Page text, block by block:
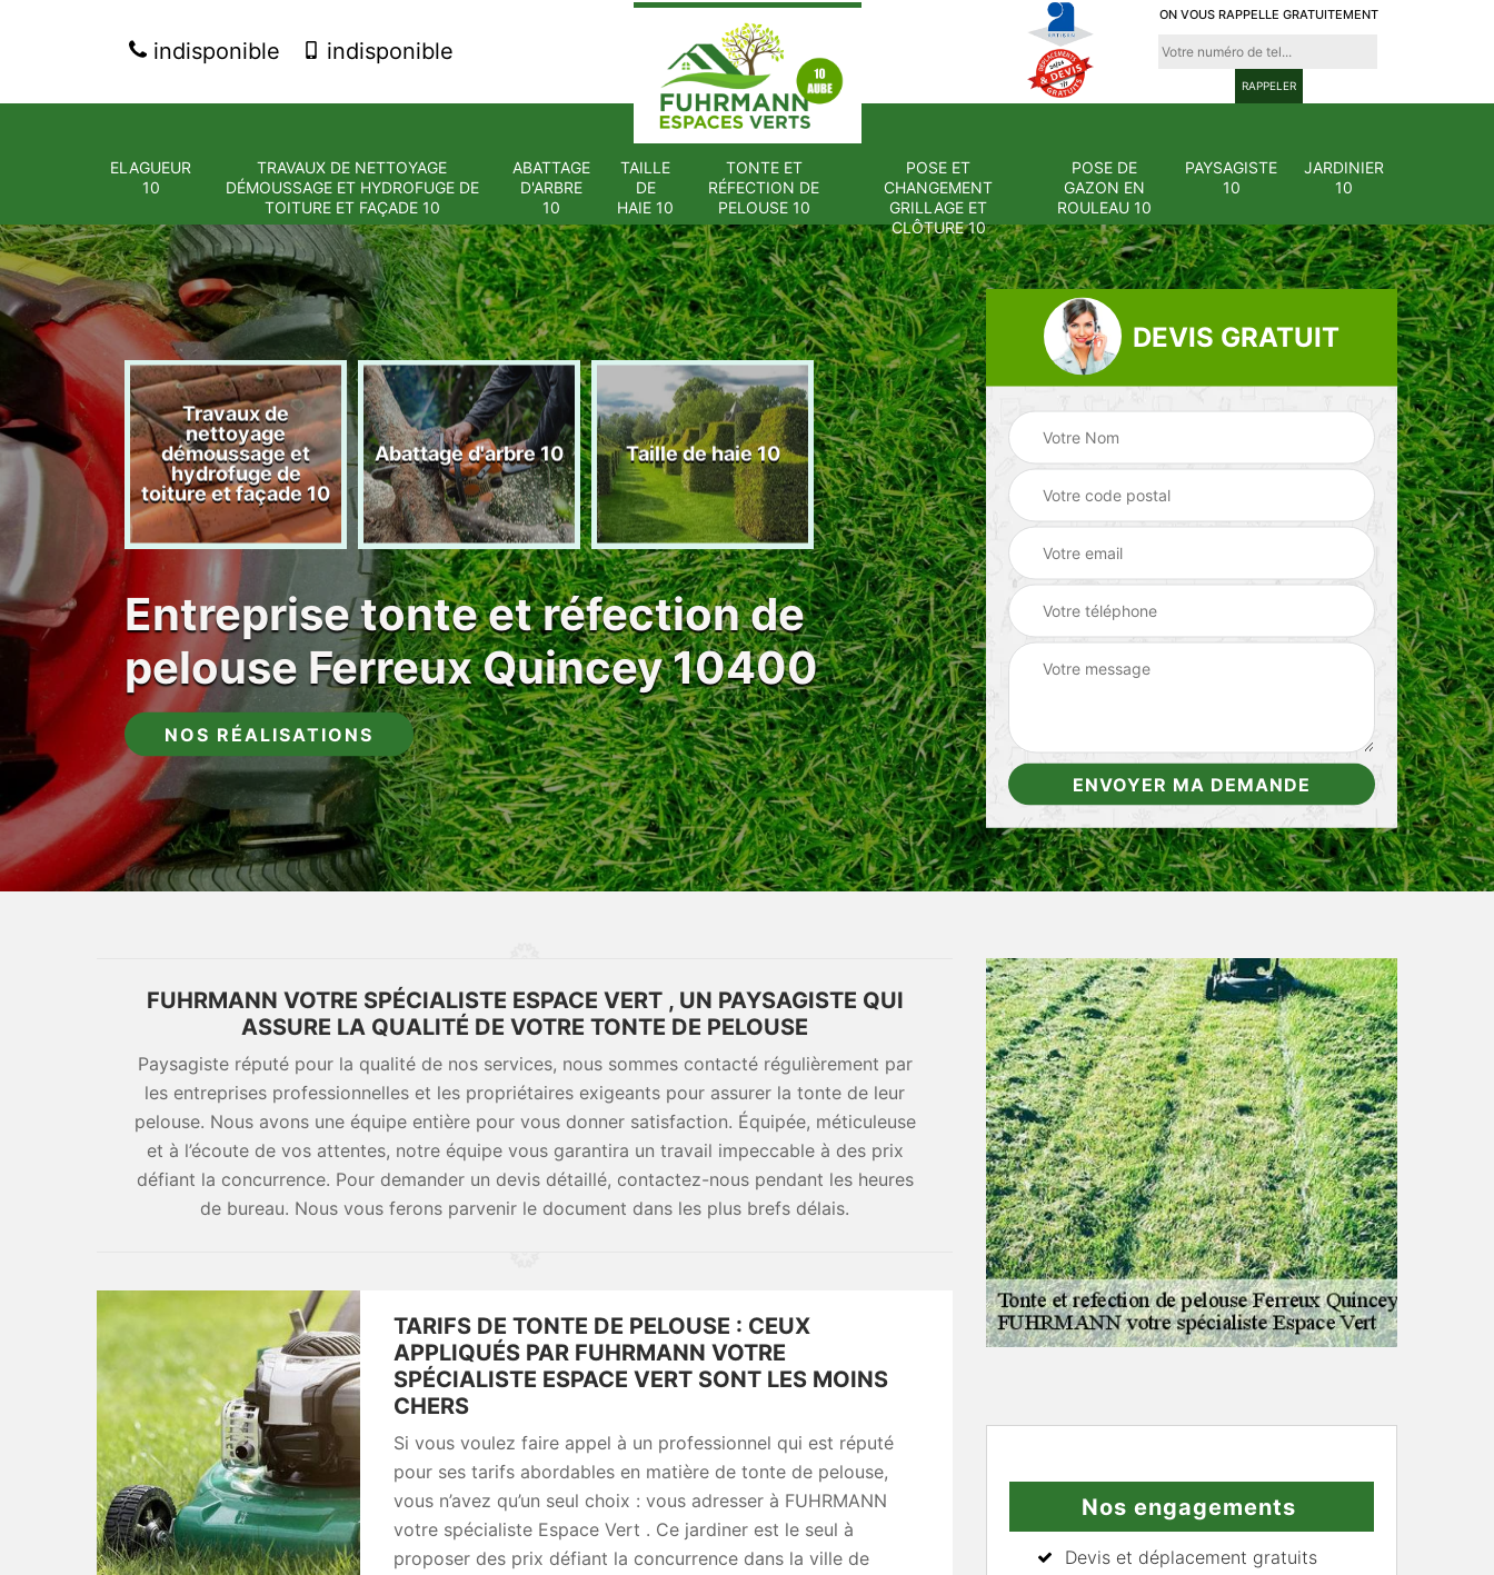
indisponible indisponible
ON VOUS RAPPELLE GRATUITEMENT
ELAGUEUR
10
TRAVAUX DE NETTOYAGE
DÉMOUSSAGE ET HYDROFUGE DE
TOITURE ET FAÇADE 10
ABATTAGE
D'ARBRE
10
TAILLE
DE
HAIE 10
TONTE ET
RÉFECTION DE
PELOUSE 10
POSE ET
CHANGEMENT
GRILLAGE ET
CLÔTURE 10
POSE DE
GAZON EN
ROULEAU 10
PAYSAGISTE
10
JARDINIER
10
10
Travaux de
nettoyage
démoussage et
hydrofuge de
toiture et façade 10
Abattage d'arbre 10 Taille de haie 10
Tonte et réfection
de pelouse 10
changement
grillage et clôture
10
Pose de gazon en
rouleau 10
Entreprise tonte et réfection de
pelouse Ferreux Quincey 10400
NOS RÉALISATIONS
DEVIS GRATUIT
FUHRMANN VOTRE SPÉCIALISTE ESPACE VERT , UN PAYSAGISTE QUI
ASSURE LA QUALITÉ DE VOTRE TONTE DE PELOUSE
Paysagiste réputé pour la qualité de nos services, nous sommes contacté régulièrement par
les entreprises professionnelles et les propriétaires exigeants pour assurer la tonte de leur
pelouse. Nous avons une équipe entière pour vous donner satisfaction. Équipée, méticuleuse
et à l’écoute de vos attentes, notre équipe vous garantira un travail impeccable à des prix
défiant la concurrence. Pour demander un devis détaillé, contactez-nous pendant les heures
de bureau. Nous vous ferons parvenir le document dans les plus brefs délais.
TARIFS DE TONTE DE PELOUSE : CEUX
APPLIQUÉS PAR FUHRMANN VOTRE
SPÉCIALISTE ESPACE VERT SONT LES MOINS
CHERS
Si vous voulez faire appel à un professionnel qui est réputé
pour ses tarifs abordables en matière de tonte de pelouse,
vous n’avez qu’un seul choix : vous adresser à FUHRMANN
votre spécialiste Espace Vert . Ce jardiner est le seul à
proposer des prix défiant la concurrence dans la ville de
Nos engagements
Devis et déplacement gratuits